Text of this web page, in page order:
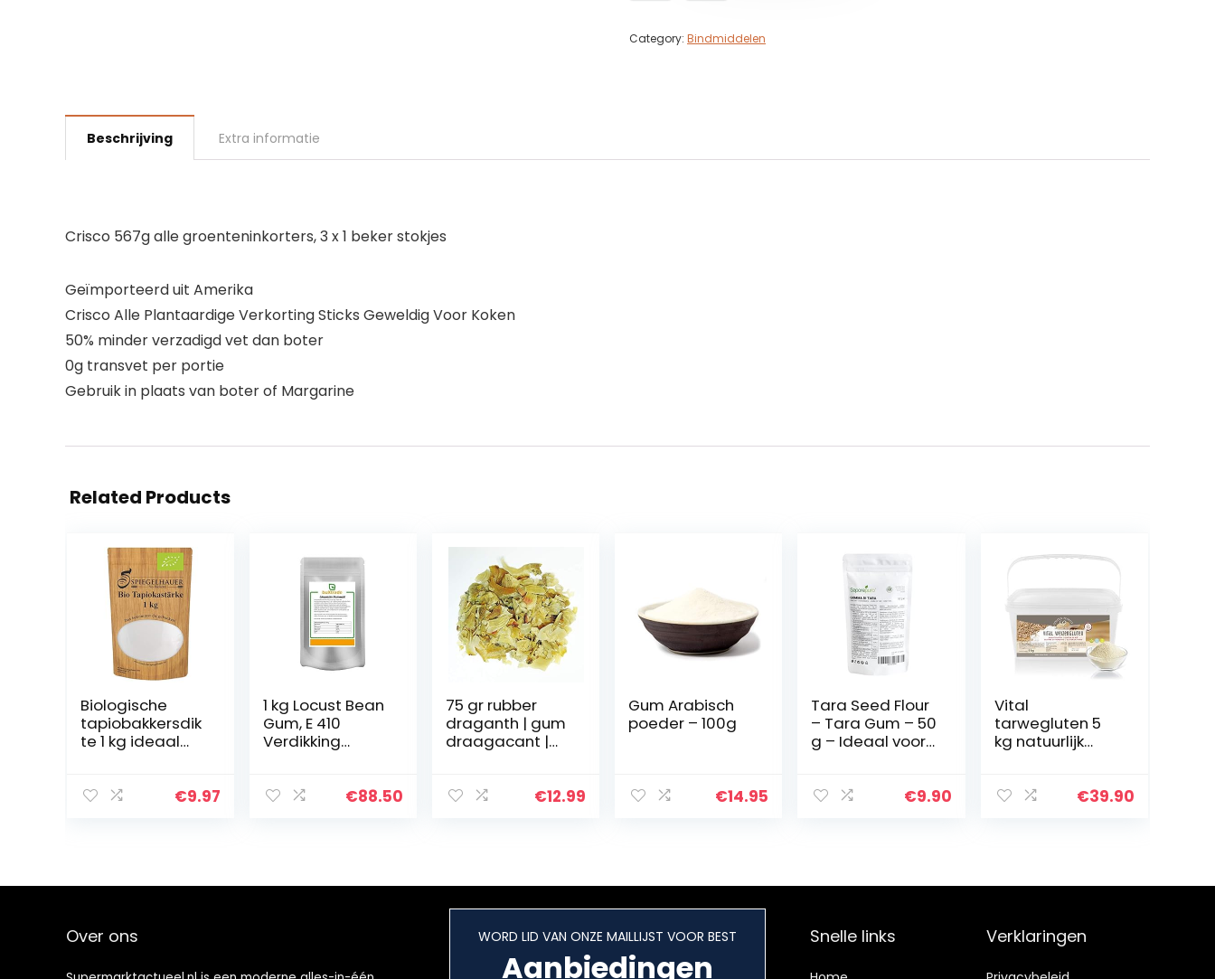
Category: Bindmiddelen
Beschrijving Extra informatie
Crisco 567g alle groenteninkorters, 3 x 1 beker stokjes
Geïmporteerd uit Amerika
Crisco Alle Plantaardige Verkorting Sticks Geweldig Voor Koken
50% minder verzadigd vet dan boter
0g transvet per portie
Gebruik in plaats van boter of Margarine
Related Products
Biologische
tapiobakkersdik
te 1 kg ideaal
Pudding
€9.97
1 kg Locust Bean
Gum, E 410
Verdikking
€88.50
75 gr rubber
draganth | gum
draagacant |
verdikkingsmidd
€12.99
Gum Arabisch
poeder – 100g
€14.95
Tara Seed Flour
– Tara Gum – 50
g – Ideaal voor
€9.90
Vital
tarwegluten 5
kg natuurlijk
plantaardig |
€39.90
Over ons WORD LID VAN ONZE MAILLIJST VOOR BEST
Aanbiedingen
Snelle links Verklaringen